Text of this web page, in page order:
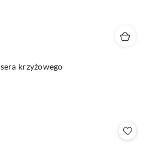
krzyżowego